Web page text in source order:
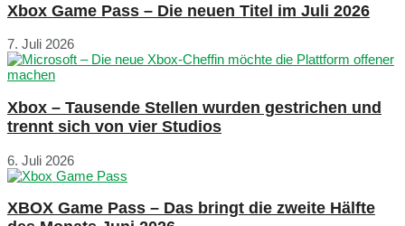
Xbox Game Pass – Die neuen Titel im Juli 2026
7. Juli 2026
Xbox – Tausende Stellen wurden gestrichen und
trennt sich von vier Studios
6. Juli 2026
XBOX Game Pass – Das bringt die zweite Hälfte